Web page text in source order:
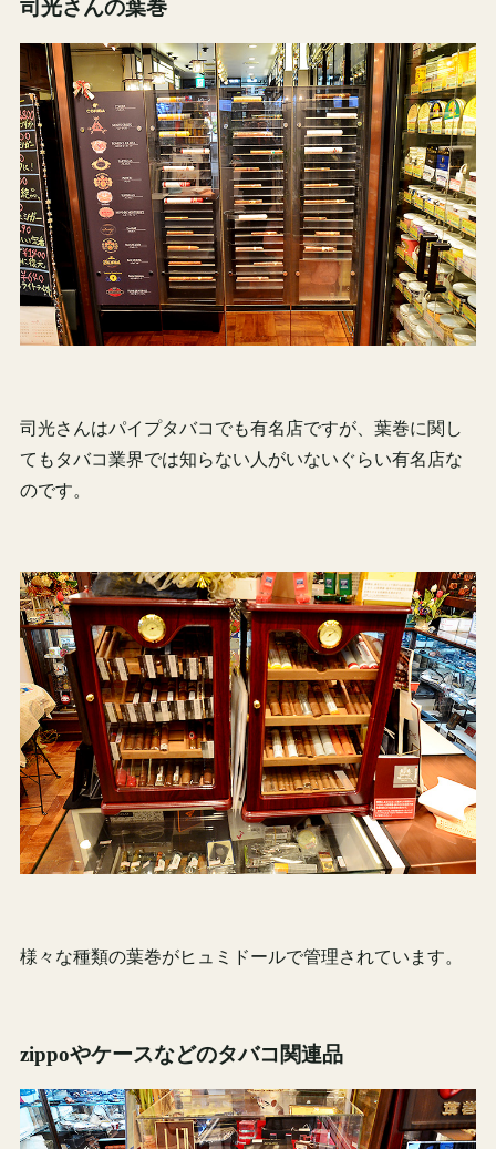
司光さんの葉巻
司光さんはパイプタバコでも有名店ですが、葉巻に関し
てもタバコ業界では知らない人がいないぐらい有名店な
のです。
様々な種類の葉巻がヒュミドールで管理されています。
zippoやケースなどのタバコ関連品